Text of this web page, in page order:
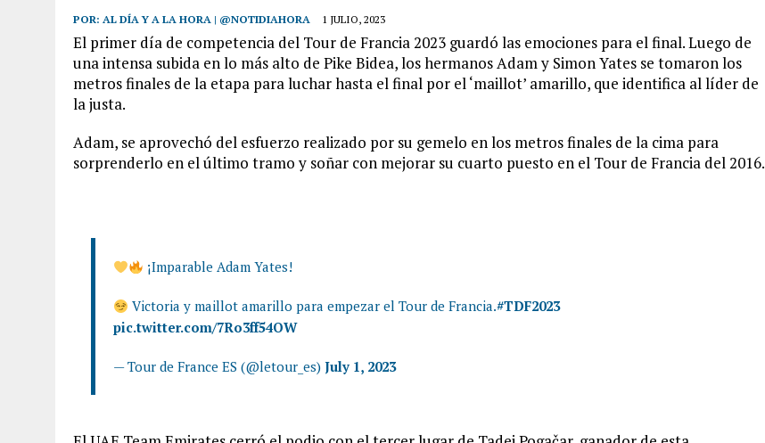
POR: AL DÍA Y A LA HORA | @NOTIDIAHORA 1 JULIO, 2023
El primer día de competencia del Tour de Francia 2023 guardó las emociones para el final. Luego de
una intensa subida en lo más alto de Pike Bidea, los hermanos Adam y Simon Yates se tomaron los
metros finales de la etapa para luchar hasta el final por el ‘maillot’ amarillo, que identifica al líder de
la justa.
Adam, se aprovechó del esfuerzo realizado por su gemelo en los metros finales de la cima para
sorprenderlo en el último tramo y soñar con mejorar su cuarto puesto en el Tour de Francia del 2016.
¡Imparable Adam Yates!
Victoria y maillot amarillo para empezar el Tour de Francia.#TDF2023
pic.twitter.com/7Ro3ff54OW
— Tour de France ES (@letour_es) July 1, 2023